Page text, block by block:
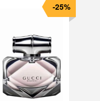
-25%